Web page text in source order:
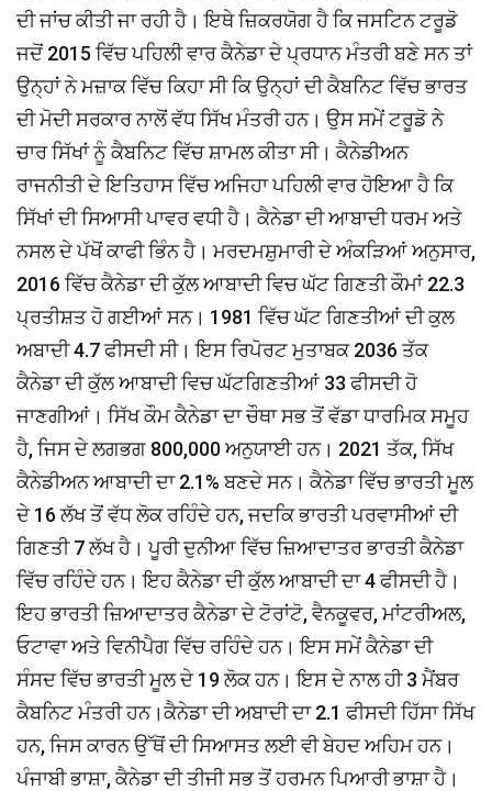
ਦੀ ਜਾਂਚ ਕੀਤੀ ਜਾ ਰਹੀ ਹੈ। ਇਥੇ ਜ਼ਿਕਰਯੋਗ ਹੈ ਕਿ ਜਸਟਿਨ ਟਰੂਡੋ
ਜਦੋਂ 2015 ਵਿੱਚ ਪਹਿਲੀ ਵਾਰ ਕੈਨੇਡਾ ਦੇ ਪ੍ਰਧਾਨ ਮੰਤਰੀ ਬਣੇ ਸਨ ਤਾਂ
ਉਨ੍ਹਾਂ ਨੇ ਮਜ਼ਾਕ ਵਿੱਚ ਕਿਹਾ ਸੀ ਕਿ ਉਨ੍ਹਾਂ ਦੀ ਕੈਬਨਿਟ ਵਿੱਚ ਭਾਰਤ
ਦੀ ਮੋਦੀ ਸਰਕਾਰ ਨਾਲੋਂ ਵੱਧ ਸਿੱਖ ਮੰਤਰੀ ਹਨ। ਉਸ ਸਮੇਂ ਟਰੂਡੋ ਨੇ
ਚਾਰ ਸਿੱਖਾਂ ਨੂੰ ਕੈਬਨਿਟ ਵਿੱਚ ਸ਼ਾਮਲ ਕੀਤਾ ਸੀ। ਕੈਨੇਡੀਅਨ
ਰਾਜਨੀਤੀ ਦੇ ਇਤਿਹਾਸ ਵਿੱਚ ਅਜਿਹਾ ਪਹਿਲੀ ਵਾਰ ਹੋਇਆ ਹੈ ਕਿ
ਸਿੱਖਾਂ ਦੀ ਸਿਆਸੀ ਪਾਵਰ ਵਧੀ ਹੈ। ਕੈਨੇਡਾ ਦੀ ਆਬਾਦੀ ਧਰਮ ਅਤੇ
ਨਸਲ ਦੇ ਪੱਖੋਂ ਕਾਫੀ ਭਿੰਨ ਹੈ। ਮਰਦਮਸ਼ੁਮਾਰੀ ਦੇ ਅੰਕੜਿਆਂ ਅਨੁਸਾਰ,
2016 ਵਿੱਚ ਕੈਨੇਡਾ ਦੀ ਕੁੱਲ ਆਬਾਦੀ ਵਿਚ ਘੱਟ ਗਿਣਤੀ ਕੌਮਾਂ 22.3
ਪ੍ਰਤੀਸ਼ਤ ਹੋ ਗਈਆਂ ਸਨ। 1981 ਵਿੱਚ ਘੱਟ ਗਿਣਤੀਆਂ ਦੀ ਕੁਲ
ਅਬਾਦੀ 4.7 ਫੀਸਦੀ ਸੀ। ਇਸ ਰਿਪੋਰਟ ਮੁਤਾਬਕ 2036 ਤੱਕ
ਕੈਨੇਡਾ ਦੀ ਕੁੱਲ ਆਬਾਦੀ ਵਿਚ ਘੱਟਗਿਣਤੀਆਂ 33 ਫੀਸਦੀ ਹੋ
ਜਾਣਗੀਆਂ। ਸਿੱਖ ਕੌਮ ਕੈਨੇਡਾ ਦਾ ਚੌਥਾ ਸਭ ਤੋਂ ਵੱਡਾ ਧਾਰਮਿਕ ਸਮੂਹ
ਹੈ, ਜਿਸ ਦੇ ਲਗਭਗ 800,000 ਅਨੁਯਾਈ ਹਨ। 2021 ਤੱਕ, ਸਿੱਖ
ਕੈਨੇਡੀਅਨ ਆਬਾਦੀ ਦਾ 2.1% ਬਣਦੇ ਸਨ। ਕੈਨੇਡਾ ਵਿੱਚ ਭਾਰਤੀ ਮੂਲ
ਦੇ 16 ਲੱਖ ਤੋਂ ਵੱਧ ਲੋਕ ਰਹਿੰਦੇ ਹਨ, ਜਦਕਿ ਭਾਰਤੀ ਪਰਵਾਸੀਆਂ ਦੀ
ਗਿਣਤੀ 7 ਲੱਖ ਹੈ। ਪੂਰੀ ਦੁਨੀਆ ਵਿੱਚ ਜ਼ਿਆਦਾਤਰ ਭਾਰਤੀ ਕੈਨੇਡਾ
ਵਿੱਚ ਰਹਿੰਦੇ ਹਨ। ਇਹ ਕੈਨੇਡਾ ਦੀ ਕੁੱਲ ਆਬਾਦੀ ਦਾ 4 ਫੀਸਦੀ ਹੈ।
ਇਹ ਭਾਰਤੀ ਜ਼ਿਆਦਾਤਰ ਕੈਨੇਡਾ ਦੇ ਟੋਰਾਂਟੋ, ਵੈਨਕੂਵਰ, ਮਾਂਟਰੀਅਲ,
ਓਟਾਵਾ ਅਤੇ ਵਿਨੀਪੈਗ ਵਿੱਚ ਰਹਿੰਦੇ ਹਨ। ਇਸ ਸਮੇਂ ਕੈਨੇਡਾ ਦੀ
ਸੰਸਦ ਵਿੱਚ ਭਾਰਤੀ ਮੂਲ ਦੇ 19 ਲੋਕ ਹਨ। ਇਸ ਦੇ ਨਾਲ ਹੀ 3 ਮੈਂਬਰ
ਕੈਬਨਿਟ ਮੰਤਰੀ ਹਨ।ਕੈਨੇਡਾ ਦੀ ਅਬਾਦੀ ਦਾ 2.1 ਫੀਸਦੀ ਹਿੱਸਾ ਸਿੱਖ
ਹਨ, ਜਿਸ ਕਾਰਨ ਉੱਥੋਂ ਦੀ ਸਿਆਸਤ ਲਈ ਵੀ ਬੇਹਦ ਅਹਿਮ ਹਨ।
ਪੰਜਾਬੀ ਭਾਸ਼ਾ, ਕੈਨੇਡਾ ਦੀ ਤੀਜੀ ਸਭ ਤੋਂ ਹਰਮਨ ਪਿਆਰੀ ਭਾਸ਼ਾ ਹੈ।